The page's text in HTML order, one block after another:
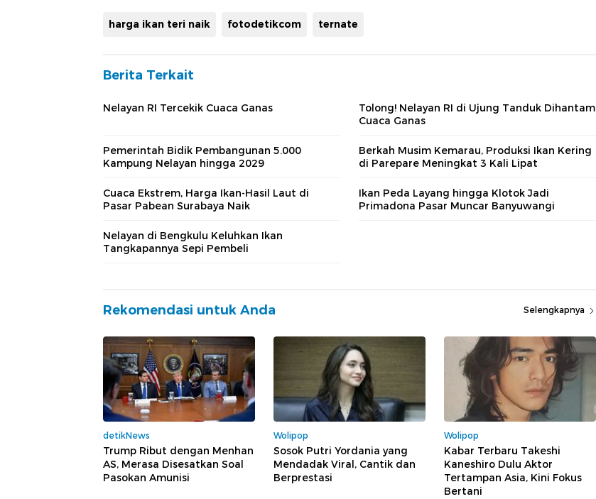
harga ikan teri naik fotodetikcom ternate
Berita Terkait
Nelayan RI Tercekik Cuaca Ganas
Tolong! Nelayan RI di Ujung Tanduk Dihantam
Cuaca Ganas
Pemerintah Bidik Pembangunan 5.000
Kampung Nelayan hingga 2029
Berkah Musim Kemarau, Produksi Ikan Kering
di Parepare Meningkat 3 Kali Lipat
Cuaca Ekstrem, Harga Ikan-Hasil Laut di
Pasar Pabean Surabaya Naik
Ikan Peda Layang hingga Klotok Jadi
Primadona Pasar Muncar Banyuwangi
Nelayan di Bengkulu Keluhkan Ikan
Tangkapannya Sepi Pembeli
Rekomendasi untuk Anda Selengkapnya
detikNews
Trump Ribut dengan Menhan
AS, Merasa Disesatkan Soal
Pasokan Amunisi
Wolipop
Sosok Putri Yordania yang
Mendadak Viral, Cantik dan
Berprestasi
Wolipop
Kabar Terbaru Takeshi
Kaneshiro Dulu Aktor
Tertampan Asia, Kini Fokus
Bertani